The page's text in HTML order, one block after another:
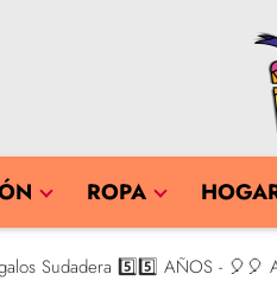
ROPA
Sudadera 5️⃣5️⃣ AÑOS - 🎈🎈